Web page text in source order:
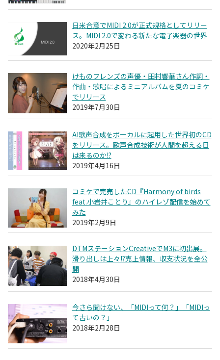
日米合意でMIDI 2.0が正式規格としてリリー
ス。MIDI 2.0で変わる新たな電子楽器の世界
2020年2月25日
けものフレンズの声優・田村響華さん作詞・
作曲・歌唱によるミニアルバムを夏のコミケ
でリリース
2019年7月30日
AI歌声合成をボーカルに起用した世界初のCD
をリリース。歌声合成技術が人間を超える日
は来るのか!?
2019年4月16日
コミケで完売したCD『Harmony of birds
feat.小岩井ことり』のハイレゾ配信を始めて
みた
2019年2月9日
DTMステーションCreativeでM3に初出展。
滑り出しは上々!?売上情報、収支状況を全公
開
2018年4月30日
今さら聞けない、「MIDIって何？」「MIDIっ
て古いの？」
2018年2月28日